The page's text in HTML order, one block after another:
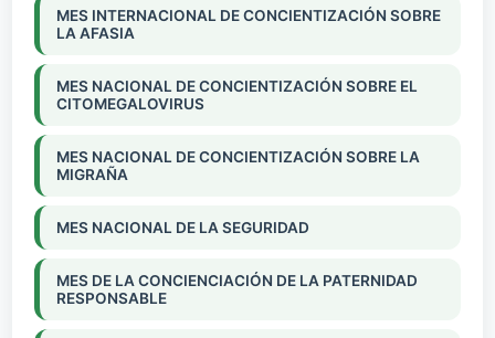
MES INTERNACIONAL DE CONCIENTIZACIÓN SOBRE
LA AFASIA
MES NACIONAL DE CONCIENTIZACIÓN SOBRE EL
CITOMEGALOVIRUS
MES NACIONAL DE CONCIENTIZACIÓN SOBRE LA
MIGRAÑA
MES NACIONAL DE LA SEGURIDAD
MES DE LA CONCIENCIACIÓN DE LA PATERNIDAD
RESPONSABLE